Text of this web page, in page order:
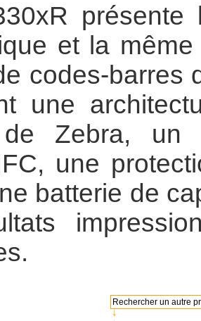
et la
codes-barres
une
Zebra, un
une
batterie de
↓
Rechercher un autre